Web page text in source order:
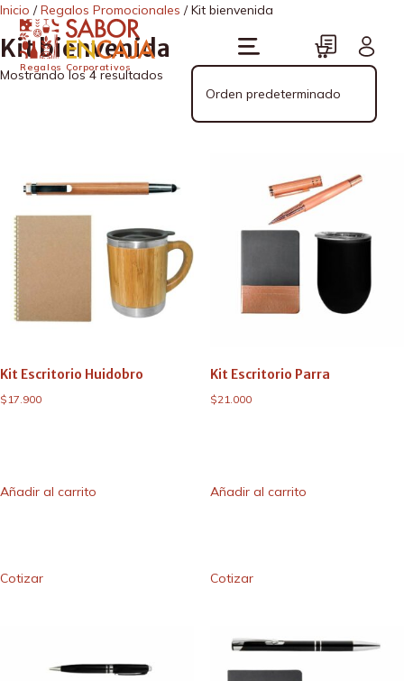
Regalos Corporativos
Inicio /Regalos Promocionales / Kit bienvenida
Kit bienvenida
Mostrando los 4 resultados
Kit Escritorio Huidobro
$17.900
Añadir al carrito
Cotizar
Kit Escritorio Parra
$21.000
Añadir al carrito
Cotizar